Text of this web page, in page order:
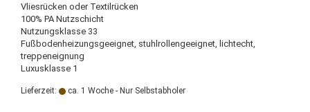
Vliesrücken oder Textilrücken
100% PA Nutzschicht
Nutzungsklasse 33
Fußbodenheizungsgeeignet, stuhlrollengeeignet, lichtecht,
treppeneignung
Luxusklasse 1
Lieferzeit: ca. 1 Woche - Nur Selbstabholer